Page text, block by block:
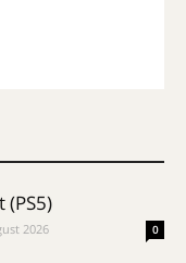
(PS5)
2026 0